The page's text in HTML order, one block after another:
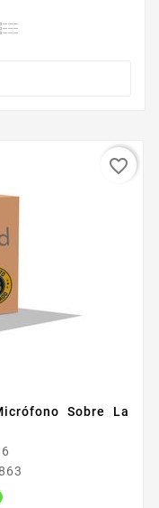
Sobre La
favorite_border